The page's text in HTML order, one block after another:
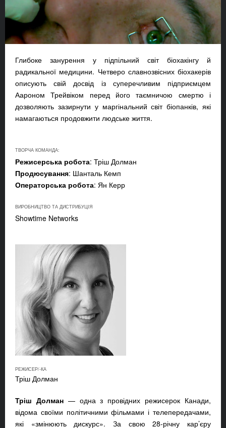
Глибоке занурення у підпільний світ біохакінгу й
радикальної медицини. Четверо славнозвісних біохакерів
описують свій досвід із суперечливим підприємцем
Аароном Трейвіком перед його таємничою смертю і
дозволяють зазирнути у маргінальний світ біопанків, які
намагаються продовжити людське життя.
ТВОРЧА КОМАНДА:
Режисерська робота: Тріш Долман
Продюсування: Шанталь Кемп
Операторська робота: Ян Керр
ВИРОБНИЦТВО ТА ДИСТРИБУЦІЯ
Showtime Networks
РЕЖИСЕР/-КА
Тріш Долман
Тріш Долман — одна з провідних режисерок Канади,
відома своїми політичними фільмами і телепередачами,
які «змінюють дискурс». За свою 28-річну кар’єру